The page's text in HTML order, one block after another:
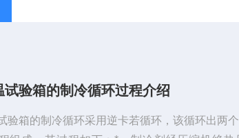
试验箱的制冷循环过程介绍
验箱的制冷循环采用逆卡若循环，该循环出两